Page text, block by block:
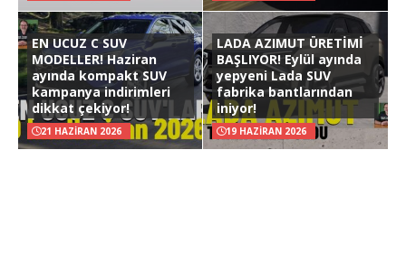
EN UCUZ C SUV
MODELLER! Haziran
ayında kompakt SUV
kampanya indirimleri
dikkat çekiyor!
21 HAZIRAN 2026
LADA AZIMUT ÜRETİMİ
BAŞLIYOR! Eylül ayında
yepyeni Lada SUV
fabrika bantlarından
iniyor!
19 HAZIRAN 2026